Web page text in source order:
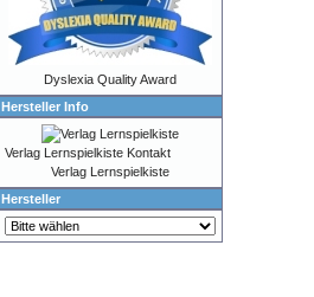
Dyslexia Quality Award
Hersteller Info
Verlag Lernspielkiste Kontakt
Verlag Lernspielkiste
Hersteller